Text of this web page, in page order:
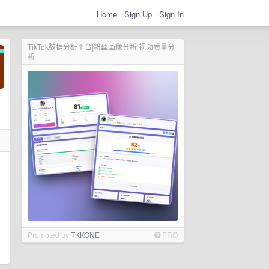
Home Sign Up Sign In
TikTok数据分析平台|粉丝画像分析|视频质量分
析
Promoted byTKKONE PRO